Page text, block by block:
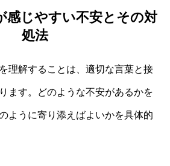
感じやすい不安とその対
処法
理解することは、適切な言葉と接
ます。どのような不安があるかを
ように寄り添えばよいかを具体的